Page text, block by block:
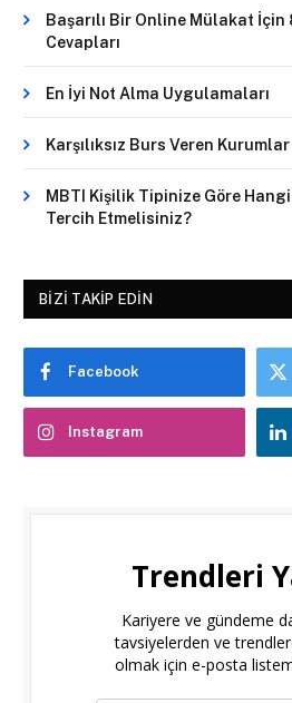
Başarılı Bir Online Mülakat
Cevapları
En İyi Not Alma Uygulamaları
Karşılıksız Burs Veren Kurumlar
MBTI Kişilik Tipinize Göre
Tercih Etmelisiniz?
BIZI TAKIP EDIN
Facebook
Instagram
Trendleri
Kariyere ve gündeme
tavsiyelerden ve
olmak için e-posta